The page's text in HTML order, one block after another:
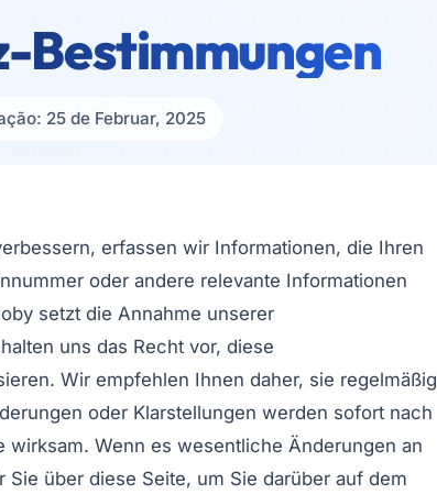
Bestimmungen
25 de Februar, 2025
erfassen wir Informationen, die Ihren
oder andere relevante Informationen
setzt die Annahme unserer
uns das Recht vor, diese
Wir empfehlen Ihnen daher, sie regelmäßig
oder Klarstellungen werden sofort nach
Wenn es wesentliche Änderungen an
über diese Seite, um Sie darüber auf dem